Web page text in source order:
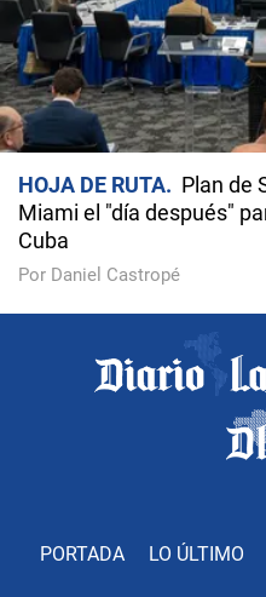
HOJA DE RUTA
Plan de
Miami el "día después"
Cuba
Por Daniel Castropé
PORTADA LO ÚLTIMO